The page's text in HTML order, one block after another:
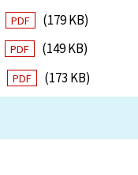
PDF
(179 KB)
PDF
(149 KB)
PDF (173 KB)